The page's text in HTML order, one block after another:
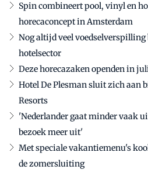
Spin combineert pool, vinyl en
horecaconcept in Amsterdam
Nog altijd veel
hotelsector
Deze horecazaken openden in
Hotel De Plesman sluit zich aan
Resorts
'Nederlander gaat minder vaak
bezoek meer uit'
Met speciale vakantiemenu's
de zomersluiting